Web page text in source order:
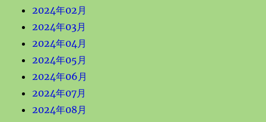
2024年02月
2024年03月
2024年04月
2024年05月
2024年06月
2024年07月
2024年08月